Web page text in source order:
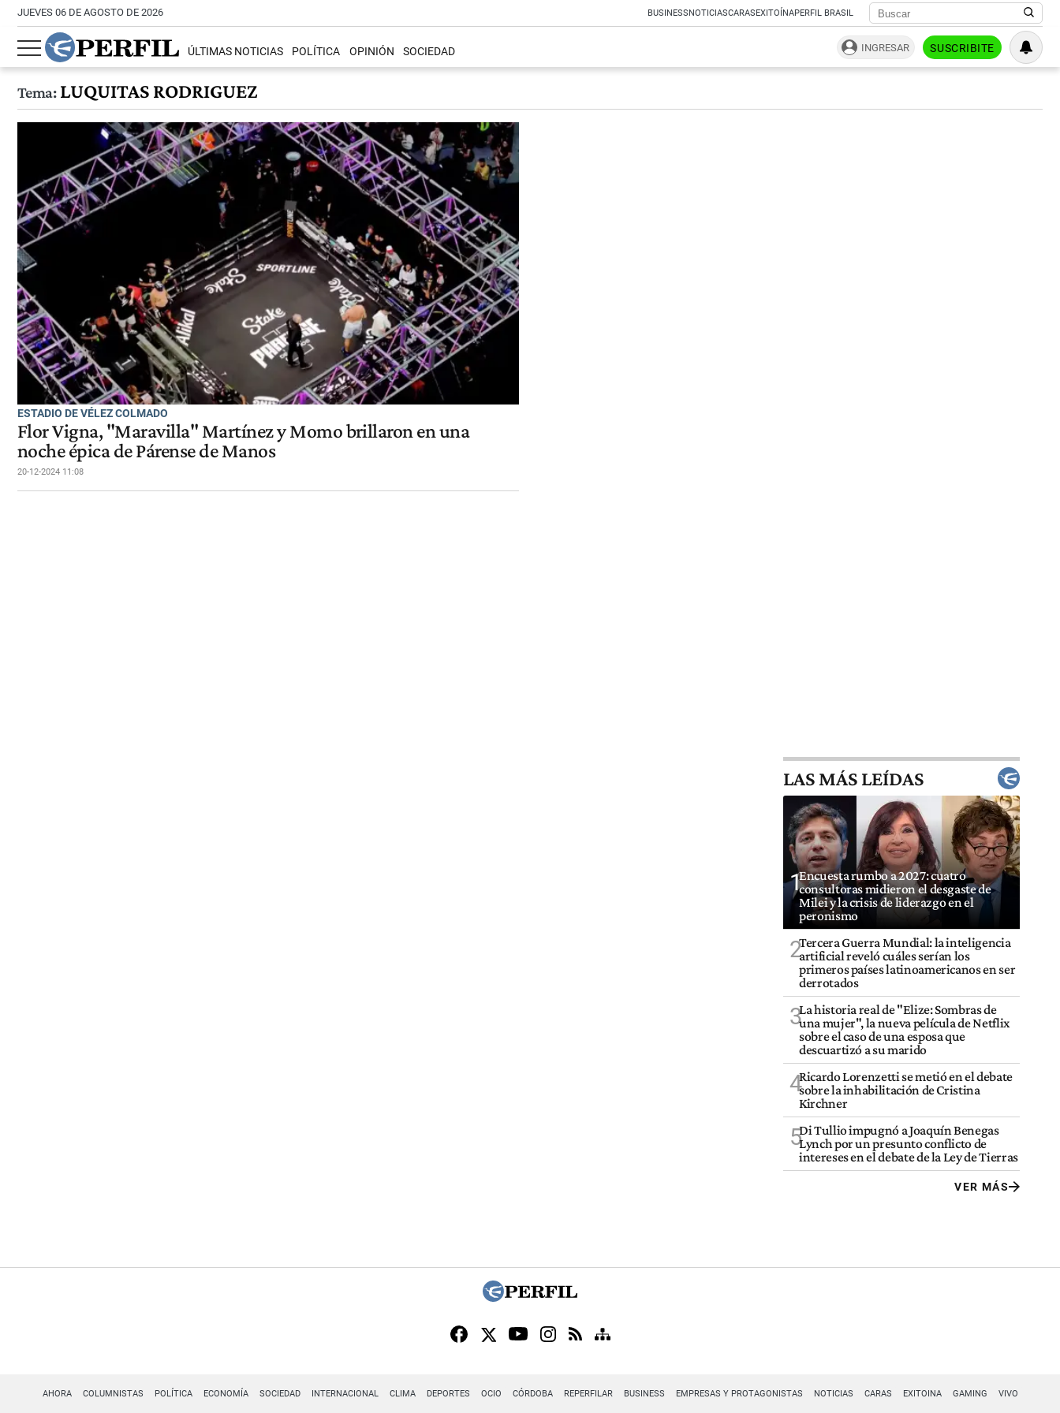
JUEVES 06 DE AGOSTO DE 2026 BUSINESSNOTICIASCARASEXITOÍNAPERFIL BRASIL
ÚLTIMAS NOTICIAS POLÍTICA OPINIÓN SOCIEDAD INGRESAR SUSCRIBITE
Tema:LUQUITAS RODRIGUEZ
ESTADIO DE VÉLEZ COLMADO
Flor Vigna, "Maravilla" Martínez y Momo brillaron en una
noche épica de Párense de Manos
20-12-2024 11:08
LAS MÁS LEÍDAS
1Encuesta rumbo a 2027: cuatro
consultoras midieron el desgaste de
Milei y la crisis de liderazgo en el
peronismo
2Tercera Guerra Mundial: la inteligencia
artificial reveló cuáles serían los
primeros países latinoamericanos en ser
derrotados
3La historia real de "Elize: Sombras de
una mujer", la nueva película de Netflix
sobre el caso de una esposa que
descuartizó a su marido
4Ricardo Lorenzetti se metió en el debate
sobre la inhabilitación de Cristina
Kirchner
5Di Tullio impugnó a Joaquín Benegas
Lynch por un presunto conflicto de
intereses en el debate de la Ley de Tierras
VER MÁS
AHORA COLUMNISTAS POLÍTICA ECONOMÍA SOCIEDAD INTERNACIONAL CLIMA DEPORTES OCIO CÓRDOBA REPERFILAR BUSINESS EMPRESAS Y PROTAGONISTAS NOTICIAS CARAS EXITOINA GAMING VIVO